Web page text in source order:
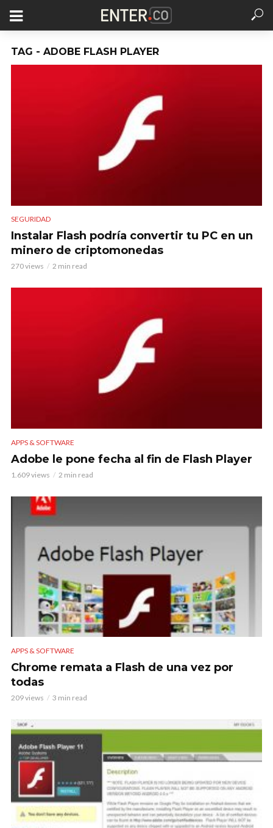
TAG - ADOBE FLASH PLAYER
SEGURIDAD
Instalar Flash podría convertir tu PC en un
minero de criptomonedas
270 views 2 min read
APPS & SOFTWARE
Adobe le pone fecha al fin de Flash Player
1.609 views 2 min read
APPS & SOFTWARE
Chrome remata a Flash de una vez por
todas
209 views 3 min read